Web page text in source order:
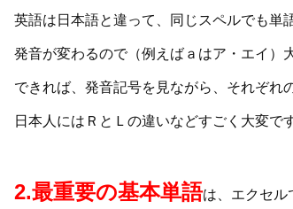
英語は日本語と違って、同じスペルでも単
発音が変わるので（例えばａはア・エイ）
できれば、発音記号を見ながら、それぞれ
日本人にはＲとＬの違いなどすごく大変で
2.最重要の基本単語は、エクセル